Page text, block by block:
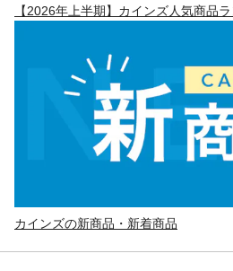
【2026年上半期】カインズ人気商品
カインズの新商品・新着商品